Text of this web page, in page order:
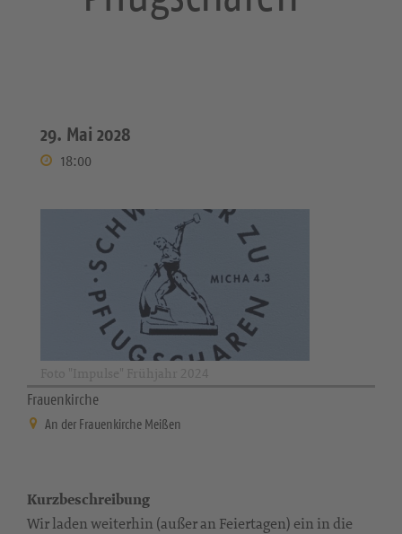
29. Mai 2028
18:00
Frauenkirche
An der Frauenkirche Meißen
Kurzbeschreibung
Wir laden weiterhin (außer an Feiertagen) ein in die